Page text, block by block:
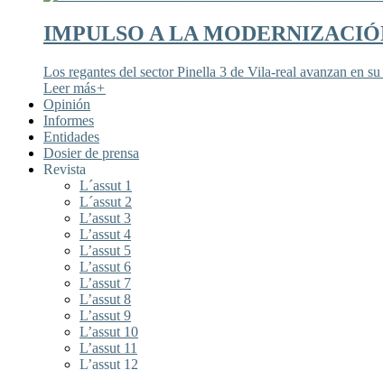
IMPULSO A LA
Los regantes del sector Pinella 3 de Vila-real avanzan en
Leer más+
Opinión
Informes
Entidades
Dosier de prensa
Revista
L´assut 1
L´assut 2
L’assut 3
L’assut 4
L’assut 5
L’assut 6
L’assut 7
L’assut 8
L’assut 9
L’assut 10
L’assut 11
L’assut 12